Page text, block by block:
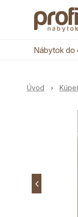
Nábytok do
Úvod